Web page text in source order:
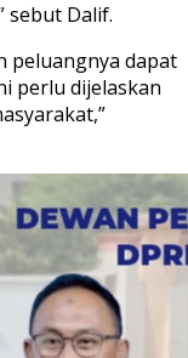
sebut Dalif.
peluangnya dapat
perlu dijelaskan